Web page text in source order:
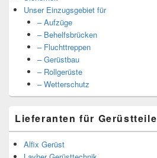
Unser Einzugsgebiet für
– Aufzüge
– Behelfsbrücken
– Fluchttreppen
– Gerüstbau
– Rollgerüste
– Wetterschutz
Lieferanten für Gerüstteile
Alfix Gerüst